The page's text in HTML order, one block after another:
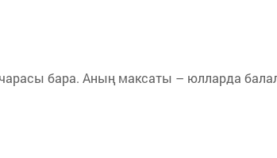
чарасы бара. Аның максаты – юлларда